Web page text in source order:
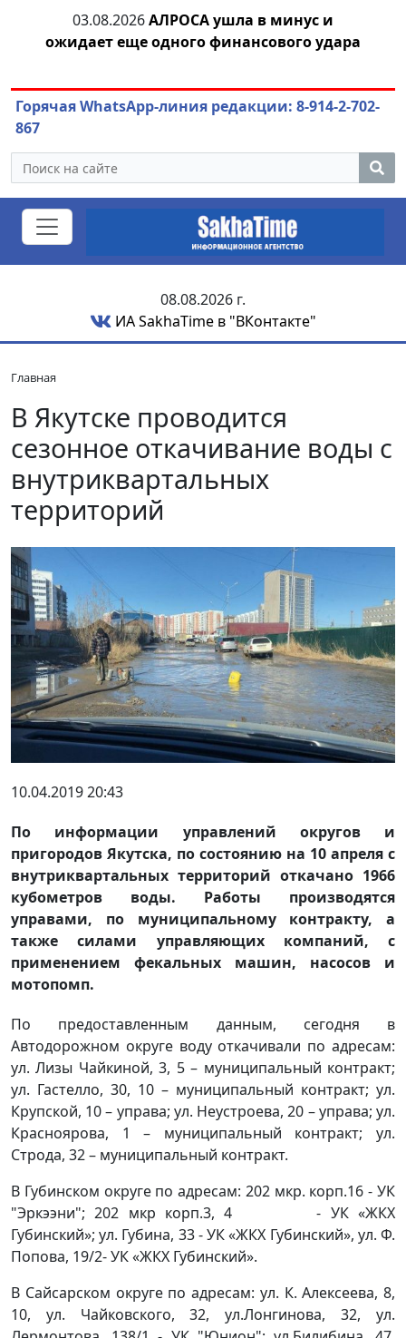
03.08.2026АЛРОСА ушла в минус и
ожидает еще одного финансового удара
Горячая WhatsApp-линия редакции: 8-914-2-702-
867
08.08.2026 г.
ИА SakhaTime в "ВКонтакте"
Главная
В Якутске проводится
сезонное откачивание воды с
внутриквартальных
территорий
10.04.2019 20:43
По информации управлений округов и
пригородов Якутска, по состоянию на 10 апреля с
внутриквартальных территорий откачано 1966
кубометров воды. Работы производятся
управами, по муниципальному контракту, а
также силами управляющих компаний, с
применением фекальных машин, насосов и
мотопомп.
По предоставленным данным, сегодня в
Автодорожном округе воду откачивали по адресам:
ул. Лизы Чайкиной, 3, 5 – муниципальный контракт;
ул. Гастелло, 30, 10 – муниципальный контракт; ул.
Крупской, 10 – управа; ул. Неустроева, 20 – управа; ул.
Красноярова, 1 – муниципальный контракт; ул.
Строда, 32 – муниципальный контракт.
В Губинском округе по адресам: 202 мкр. корп.16 - УК
"Эркээни"; 202 мкр корп.3, 4 - УК «ЖКХ
Губинский»; ул. Губина, 33 - УК «ЖКХ Губинский», ул. Ф.
Попова, 19/2- УК «ЖКХ Губинский».
В Сайсарском округе по адресам: ул. К. Алексеева, 8,
10, ул. Чайковского, 32, ул.Лонгинова, 32, ул.